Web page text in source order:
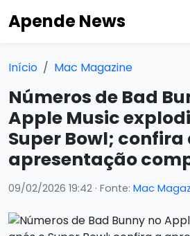
Apende News
Início Mac Magazine
Números de Bad
Apple Music
Super Bowl; confira
apresentação
09/02/2026 19:42 · Fonte: Mac